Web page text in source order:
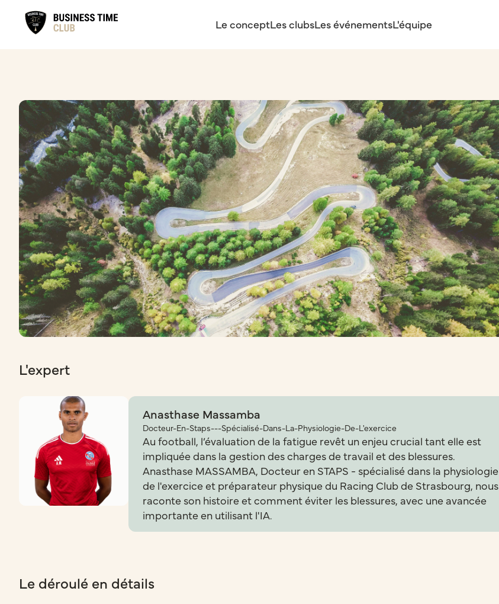
Le conceptLes clubsLes événementsL'équipe
L'expert
Anasthase Massamba
Docteur-En-Staps---Spécialisé-Dans-La-Physiologie-De-L'exercice
Au football, l’évaluation de la fatigue revêt un enjeu crucial tant elle est
impliquée dans la gestion des charges de travail et des blessures.
Anasthase MASSAMBA, Docteur en STAPS - spécialisé dans la physiologie
de l'exercice et préparateur physique du Racing Club de Strasbourg, nous
raconte son histoire et comment éviter les blessures, avec une avancée
importante en utilisant l'IA.
Le déroulé en détails